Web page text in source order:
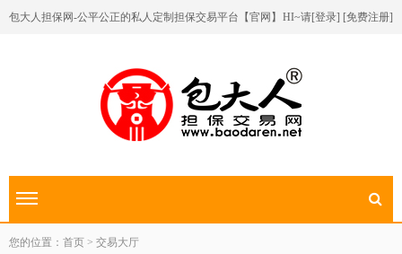
包大人担保网-公平公正的私人定制担保交易平台【官网】 HI~请[登录] [免费注册]
切换导航
您的位置：首页 > 交易大厅